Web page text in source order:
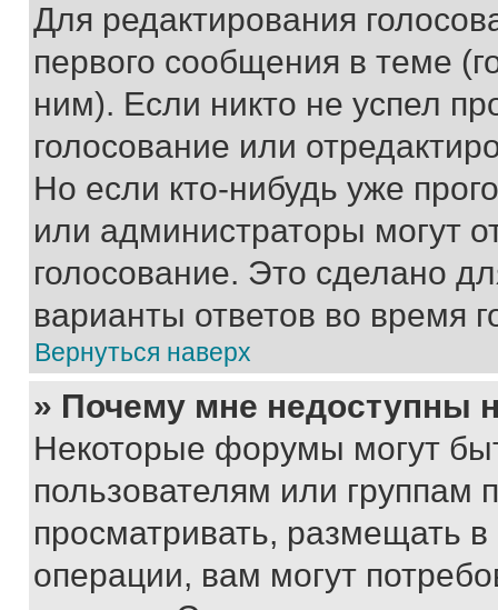
Для редактирования
первого сообщения в теме
ним). Если никто не успел
голосование или
Но если кто-нибудь уже
или администраторы могут
голосование. Это сделано
варианты ответов во время
Вернуться наверх
» Почему мне недоступны
Некоторые форумы могут
пользователям или группам
просматривать, размещать
операции, вам могут